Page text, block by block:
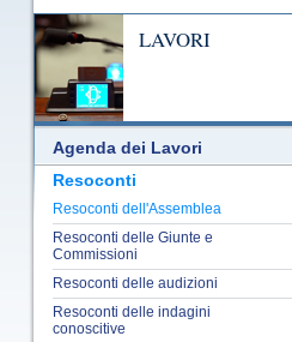
LAVORI
Agenda dei Lavori
Resoconti
Resoconti dell'Assemblea
Resoconti delle Giunte e
Commissioni
Resoconti delle audizioni
Resoconti delle indagini
conoscitive